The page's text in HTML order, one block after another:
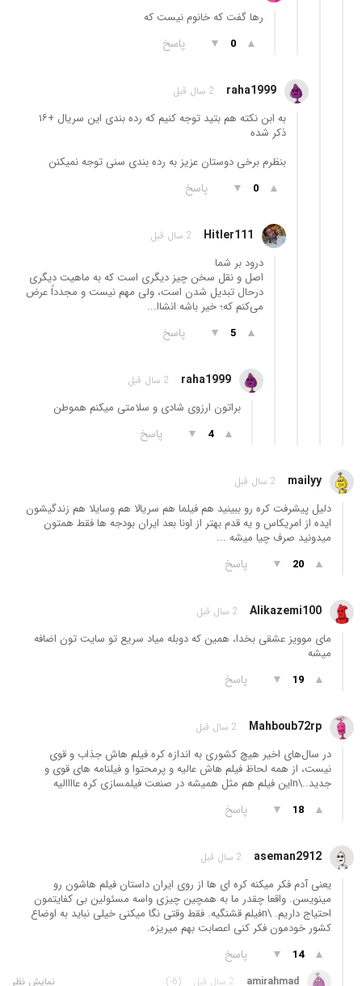
رها گفت که خانوم نیست که
▲
0
▼ پاسخ
raha1999 2 سال قبل
به ابن نکته هم بتید توجه کنیم که رده بندی این سریال +١۶
ذکر شده
بنظرم برخی دوستان عزیز به رده بندی سنی توجه نمیکنن
▲
0
▼ پاسخ
Hitler111 2 سال قبل
درود بر شما
اصل و نقل سخن چیز دیگری است که به ماهیت دیگری
درحال تبدیل شدن است، ولی مهم نیست و مجدداً عرض
می‌کنم که؛ خیر باشه انشاا...
▲
5
▼ پاسخ
raha1999 2 سال قبل
براتون ارزوی شادی و سلامتی میکنم هموطن
▲
4
▼ پاسخ
mailyy 2 سال قبل
دلیل پیشرفت کره رو ببینید هم فیلما هم سریالا هم وسایلا هم زندگیشون
ایده از امریکاس و یه قدم بهتر از اونا بعد ایران بودجه ها فقط همتون
میدونید صرف چیا میشه ...
▲
20
▼ پاسخ
Alikazemi100 2 سال قبل
مای موویز عشقی بخدا، همین که دوبله میاد سریع تو سایت تون اضافه
میشه
▲
19
▼ پاسخ
Mahboub72rp 2 سال قبل
در سال‌های اخیر هیچ کشوری به اندازه کره فیلم هاش جذاب و قوی
نیست، از همه لحاظ فیلم هاش عالیه و پرمحتوا و فیلنامه های قوی و
جدید..\nاین فیلم هم مثل همیشه در صنعت فیلمسازی کره عاااالیه
▲
18
▼ پاسخ
aseman2912 2 سال قبل
یعنی آدم فکر میکنه کره ای ها از روی ایران داستان فیلم هاشون رو
مینویسن. واقعا چقدر ما به همچین چیزی واسه مسئولین بی کفایتمون
احتیاج داریم. \nفیلم قشنگیه. فقط وقتی نگا میکنی خیلی نباید به اوضاع
کشور خودمون فکر کنی اعصابت بهم میریزه.
▲
14
▼ پاسخ
amirahmad 2 سال قبل (-6)